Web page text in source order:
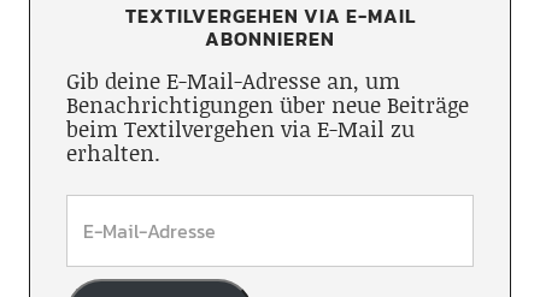
TEXTILVERGEHEN VIA E-MAIL
ABONNIEREN
Gib deine E-Mail-Adresse an, um
Benachrichtigungen über neue Beiträge
beim Textilvergehen via E-Mail zu
erhalten.